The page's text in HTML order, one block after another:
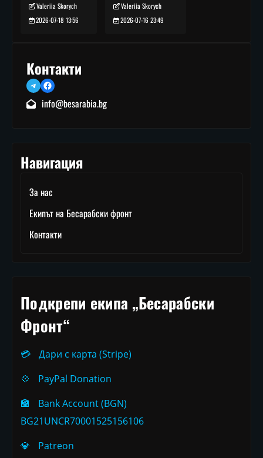
Valeriia Skorych
2026-07-18 13:56
Valeriia Skorych
2026-07-16 23:49
Контакти
TelegramFacebook
info@besarabia.bg
Навигация
За нас
Екипът на Бесарабски фронт
Контакти
Подкрепи екипа „Бесарабски
Фронт“
💳
Дари с карта (Stripe)
💠
PayPal Donation
🏦
Bank Account (BGN)
BG21UNCR70001525156106
💎
Patreon